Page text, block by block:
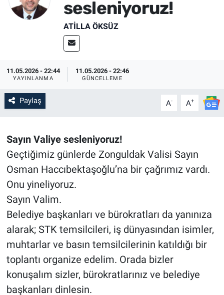
sesleniyoruz!
ATILLA ÖKSÜZ
11.05.2026 - 22:44
YAYINLANMA
11.05.2026 - 22:46
GÜNCELLEME
Paylaş A- A+
Sayın Valiye sesleniyoruz!
Geçtiğimiz günlerde Zonguldak Valisi Sayın
Osman Haccıbektaşoğlu’na bir çağrımız vardı.
Onu yineliyoruz.
Sayın Valim.
Belediye başkanları ve bürokratları da yanınıza
alarak; STK temsilcileri, iş dünyasından isimler,
muhtarlar ve basın temsilcilerinin katıldığı bir
toplantı organize edelim. Orada bizler
konuşalım sizler, bürokratlarınız ve belediye
başkanları dinlesin.
SİYASET
SAĞLIK